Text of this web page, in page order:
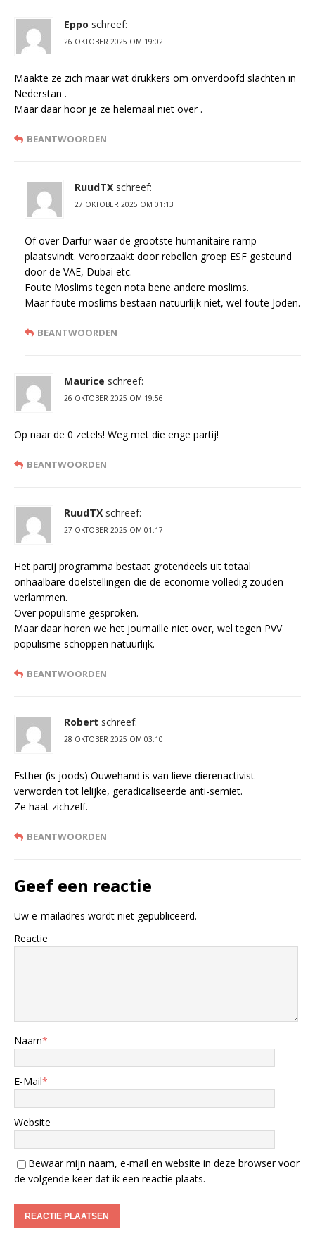
Eppo schreef:
26 OKTOBER 2025 OM 19:02
Maakte ze zich maar wat drukkers om onverdoofd slachten in
Nederstan .
Maar daar hoor je ze helemaal niet over .
BEANTWOORDEN
RuudTX schreef:
27 OKTOBER 2025 OM 01:13
Of over Darfur waar de grootste humanitaire ramp
plaatsvindt. Veroorzaakt door rebellen groep ESF gesteund
door de VAE, Dubai etc.
Foute Moslims tegen nota bene andere moslims.
Maar foute moslims bestaan natuurlijk niet, wel foute Joden.
BEANTWOORDEN
Maurice schreef:
26 OKTOBER 2025 OM 19:56
Op naar de 0 zetels! Weg met die enge partij!
BEANTWOORDEN
RuudTX schreef:
27 OKTOBER 2025 OM 01:17
Het partij programma bestaat grotendeels uit totaal
onhaalbare doelstellingen die de economie volledig zouden
verlammen.
Over populisme gesproken.
Maar daar horen we het journaille niet over, wel tegen PVV
populisme schoppen natuurlijk.
BEANTWOORDEN
Robert schreef:
28 OKTOBER 2025 OM 03:10
Esther (is joods) Ouwehand is van lieve dierenactivist
verworden tot lelijke, geradicaliseerde anti-semiet.
Ze haat zichzelf.
BEANTWOORDEN
Geef een reactie
Uw e-mailadres wordt niet gepubliceerd.
Reactie
Naam*
E-Mail*
Website
Bewaar mijn naam, e-mail en website in deze browser voor
de volgende keer dat ik een reactie plaats.